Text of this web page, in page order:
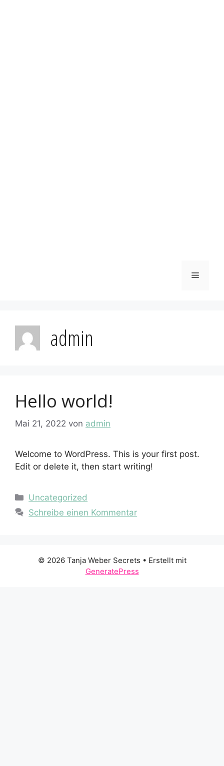
Menü
admin
Hello world!
Mai 21, 2022 von admin
Welcome to WordPress. This is your first post.
Edit or delete it, then start writing!
Kategorien
Uncategorized
Schreibe einen Kommentar
© 2026 Tanja Weber Secrets • Erstellt mit
GeneratePress